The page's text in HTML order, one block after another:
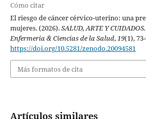
Cómo citar
El riesgo de cáncer cérvico-uterino: una
mujeres. (2026).SALUD, ARTE Y
Enfermeria & Ciencias de la Salud,19(1),
https://doi.org/10.5281/zenodo.20094581
Más formatos de cita
Artículos similares